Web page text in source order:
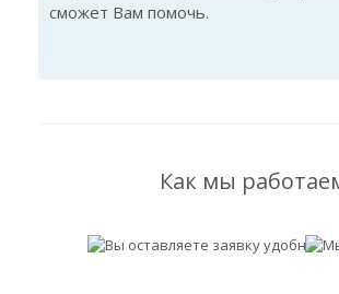
сможет Вам помочь.
Как мы